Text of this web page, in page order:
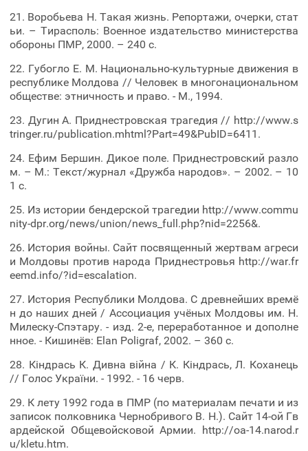
21. Воробьева Н. Такая жизнь. Репортажи, очерки, стат
ьи. – Тирасполь: Военное издательство министерства
обороны ПМР, 2000. – 240 с.
22. Губогло Е. М. Национально-культурные движения в
республике Молдова // Человек в многонациональном
обществе: этничность и право. - М., 1994.
23. Дугин А. Приднестровская трагедия // http://www.s
tringer.ru/publication.mhtml?Part=49&PubID=6411.
24. Ефим Бершин. Дикое поле. Приднестровский разло
м. – М.: Текст/журнал «Дружба народов». – 2002. – 10
1 с.
25. Из истории бендерской трагедии http://www.commu
nity-dpr.org/news/union/news_full.php?nid=2256&.
26. История войны. Сайт посвященный жертвам агреси
и Молдовы против народа Приднестровья http://war.fr
eemd.info/?id=escalation.
27. История Республики Молдова. С древнейших времё
н до наших дней / Ассоциация учёных Молдовы им. Н.
Милеску-Спэтару. - изд. 2-е, переработанное и дополне
нное. - Кишинёв: Elan Poligraf, 2002. – 360 с.
28. Кіндрась К. Дивна війна / К. Кіндрась, Л. Коханець
// Голос України. - 1992. - 16 черв.
29. К лету 1992 года в ПМР (по материалам печати и из
записок полковника Чернобривого В. Н.). Сайт 14-ой Гв
ардейской Общевойсковой Армии. http://oa-14.narod.r
u/kletu.htm.